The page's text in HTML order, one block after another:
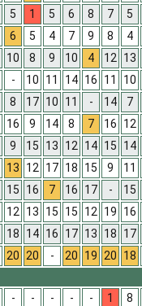
5 1 5 6 8 7 5
6 5 4 7 9 8 4
10 8 9 10 4 12 13
- 10 11 14 16 11 10
8 17 10 11 - 14 7
16 9 14 8 7 16 12
9 15 13 12 14 15 14
13 12 17 18 15 9 11
15 16 7 16 17 - 15
12 13 15 15 12 19 16
18 14 16 17 13 18 17
20 20 - 20 19 20 18
- - - - - 1 8